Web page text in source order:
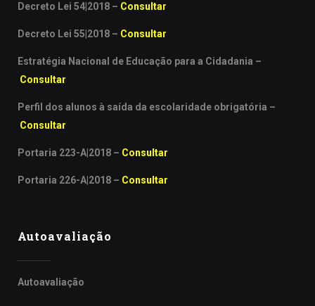
Decreto Lei 54|2018 – Consultar
Decreto Lei 55|2018 – Consultar
Estratégia Nacional de Educação para a Cidadania –
Consultar
Perfil dos alunos à saída da escolaridade obrigatória –
Consultar
Portaria 223-A|2018 – Consultar
Portaria 226-A|2018 – Consultar
Autoavaliação
Autoavaliação